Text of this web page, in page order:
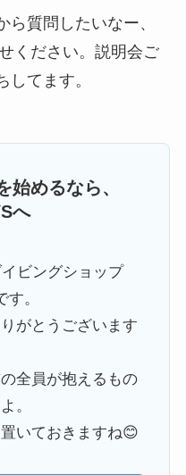
質問したいなー、
ください。説明会ご
てます。
始めるなら、
へ
ビングショップ
。
がとうございます
全員が抱えるもの
。
いておきますね😊